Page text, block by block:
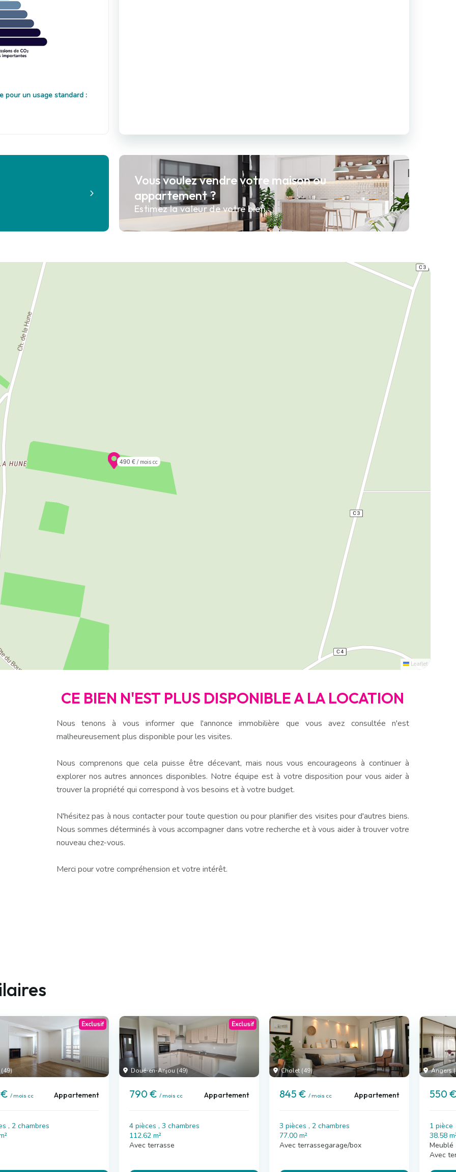
pour un usage standard :
Vous voulez vendre votre maison ou
appartement ?
Estimez la valeur de votre bien.
490 € / mois cc
Leaflet
CE BIEN N'EST PLUS DISPONIBLE A LA LOCATION
Nous tenons à vous informer que l'annonce immobilière que vous avez consultée n'est
malheureusement plus disponible pour les visites.
Nous comprenons que cela puisse être décevant, mais nous vous encourageons à continuer à
explorer nos autres annonces disponibles. Notre équipe est à votre disposition pour vous aider à
trouver la propriété qui correspond à vos besoins et à votre budget.
N'hésitez pas à nous contacter pour toute question ou pour planifier des visites pour d'autres biens.
Nous sommes déterminés à vous accompagner dans votre recherche et à vous aider à trouver votre
nouveau chez-vous.
Merci pour votre compréhension et votre intérêt.
Exclusif
/ mois cc Appartement
, 2 chambres
Doué-en-Anjou (49)
Exclusif
790 € / mois cc Appartement
4 pièces , 3 chambres
112.62 m²
Avec terrasse
Cholet (49)
845 € / mois cc Appartement
3 pièces , 2 chambres
77.00 m²
Avec terrassegarage/box
Angers
550
1 pièce
38.58
Meublé
Avec